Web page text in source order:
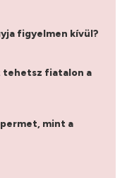
figyelmen kívül?
tehetsz fiatalon a
mint a